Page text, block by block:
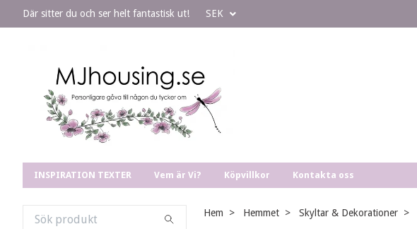
Där sitter du och ser helt fantastisk ut! SEK
INSPIRATION TEXTER Vem är Vi? Köpvillkor Kontakta oss
Hem Hemmet Skyltar & Dekorationer